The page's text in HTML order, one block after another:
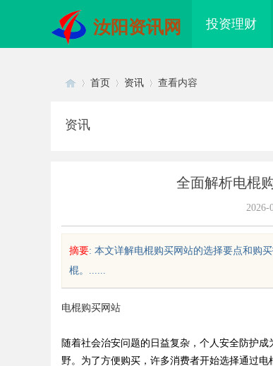
汝阳资讯网 投资理财
首页 资讯 查看内容
资讯
全面解析电棍
2026-
摘要: 本文详解电棍购买网站的选择要点和购
棍。......
电棍购买网站
随着社会治安问题的日益复杂，个人安全防护
野。为了方便购买，许多消费者开始选择通过
松实现免费看电影的多种途径